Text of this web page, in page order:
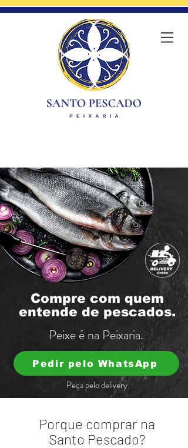
Porque comprar na
Santo Pescado?
Compre com quem
entende de pescados.
Peixe é na Peixaria.
Peça pelo delivery
Pedir pelo WhatsApp